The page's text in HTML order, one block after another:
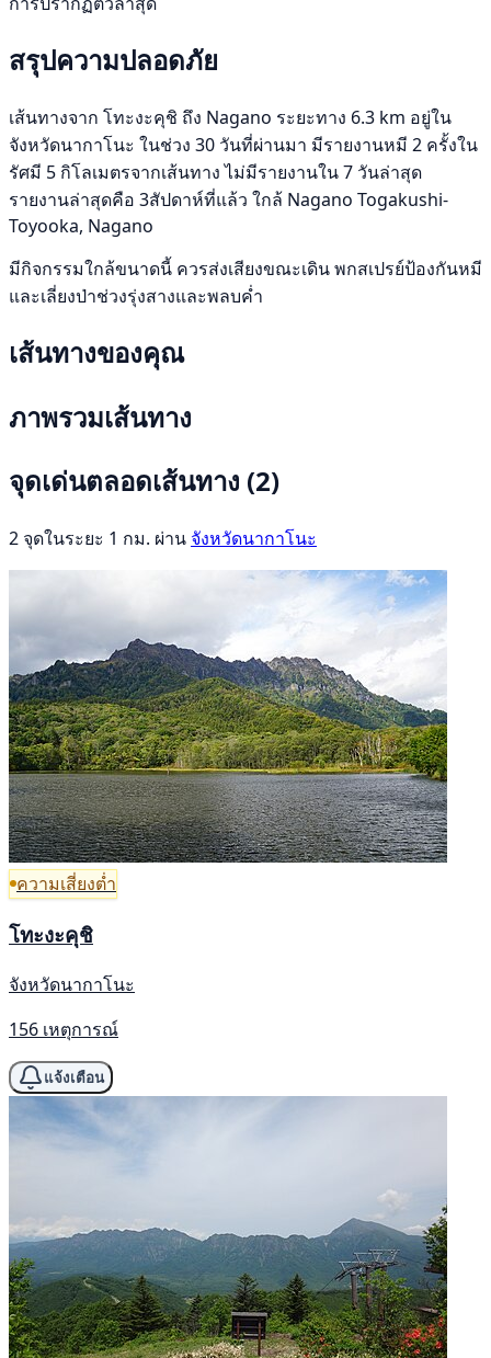
สรุปความปลอดภัย
เส้นทางจาก โทะงะคุชิ ถึง Nagano ระยะทาง 6.3 km อยู่ใน
จังหวัดนากาโนะ ในช่วง 30 วันที่ผ่านมา มีรายงานหมี 2 ครั้งใน
รัศมี 5 กิโลเมตรจากเส้นทาง ไม่มีรายงานใน 7 วันล่าสุด
รายงานล่าสุดคือ 3สัปดาห์ที่แล้ว ใกล้ Nagano Togakushi-
Toyooka, Nagano
มีกิจกรรมใกล้ขนาดนี้ ควรส่งเสียงขณะเดิน พกสเปรย์ป้องกันหมี
และเลี่ยงป่าช่วงรุ่งสางและพลบค่ำ
เส้นทางของคุณ
ภาพรวมเส้นทาง
จุดเด่นตลอดเส้นทาง (2)
2 จุดในระยะ 1 กม. ผ่าน จังหวัดนากาโนะ
ความเสี่ยงต่ำ
โทะงะคุชิ
จังหวัดนากาโนะ
156 เหตุการณ์
แจ้งเตือน